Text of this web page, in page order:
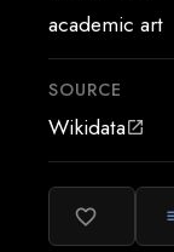
academic art
SOURCE
Wikidataopen_in_new
favorite_border